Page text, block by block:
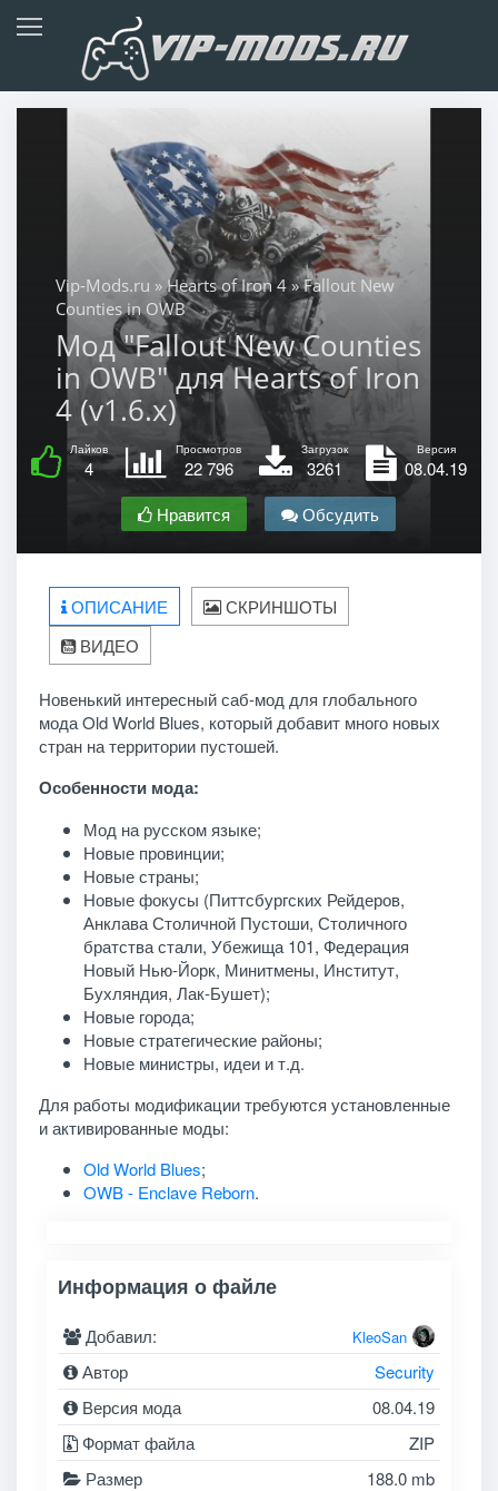
Vip-Mods.ru »Hearts of Iron 4» Fallout New
Counties in OWB
Мод "Fallout New Counties
in OWB" для Hearts of Iron
4 (v1.6.x)
Лайков
4
Просмотров
22 796
Загрузок
3261
Версия
08.04.19
Нравится
Обсудить
ОПИСАНИЕ
СКРИНШОТЫ
ВИДЕО
Новенький интересный саб-мод для глобального
мода Old World Blues, который добавит много новых
стран на территории пустошей.
Особенности мода:
Мод на русском языке;
Новые провинции;
Новые страны;
Новые фокусы (Питтсбургских Рейдеров,
Анклава Столичной Пустоши, Столичного
братства стали, Убежища 101, Федерация
Новый Нью-Йорк, Минитмены, Институт,
Бухляндия, Лак-Бушет);
Новые города;
Новые стратегические районы;
Новые министры, идеи и т.д.
Для работы модификации требуются установленные
и активированные моды:
Old World Blues;
OWB - Enclave Reborn.
Информация о файле
Добавил: KleoSan
Автор
Security
Версия мода
08.04.19
Формат файла
ZIP
Размер
188.0 mb